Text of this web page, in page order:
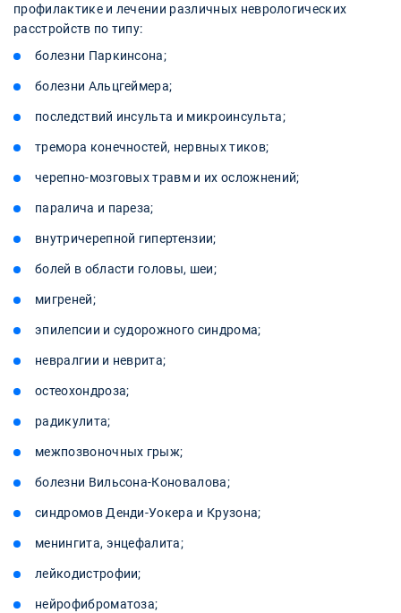
профилактике и лечении различных неврологических
расстройств по типу:
болезни Паркинсона;
болезни Альцгеймера;
последствий инсульта и микроинсульта;
тремора конечностей, нервных тиков;
черепно-мозговых травм и их осложнений;
паралича и пареза;
внутричерепной гипертензии;
болей в области головы, шеи;
мигреней;
эпилепсии и судорожного синдрома;
невралгии и неврита;
остеохондроза;
радикулита;
межпозвоночных грыж;
болезни Вильсона-Коновалова;
синдромов Денди-Уокера и Крузона;
менингита, энцефалита;
лейкодистрофии;
нейрофиброматоза;